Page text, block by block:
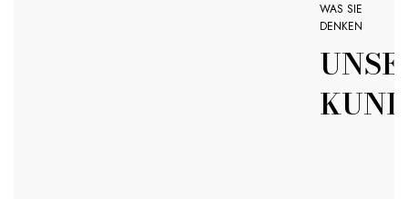
WAS SIE
DENKEN